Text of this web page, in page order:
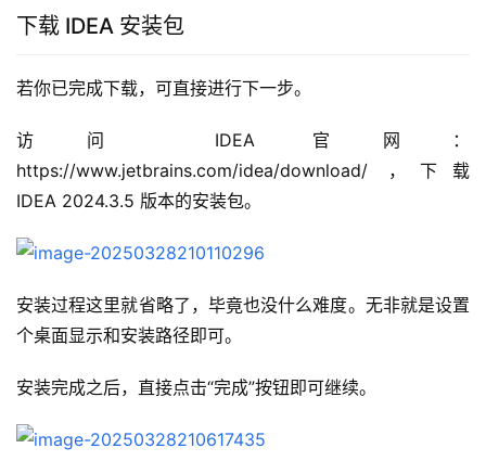
下载 IDEA 安装包
若你已完成下载，可直接进行下一步。
访问 IDEA 官网：
https://www.jetbrains.com/idea/download/ ，下载
IDEA 2024.3.5 版本的安装包。
安装过程这里就省略了，毕竟也没什么难度。无非就是设置
个桌面显示和安装路径即可。
安装完成之后，直接点击“完成”按钮即可继续。